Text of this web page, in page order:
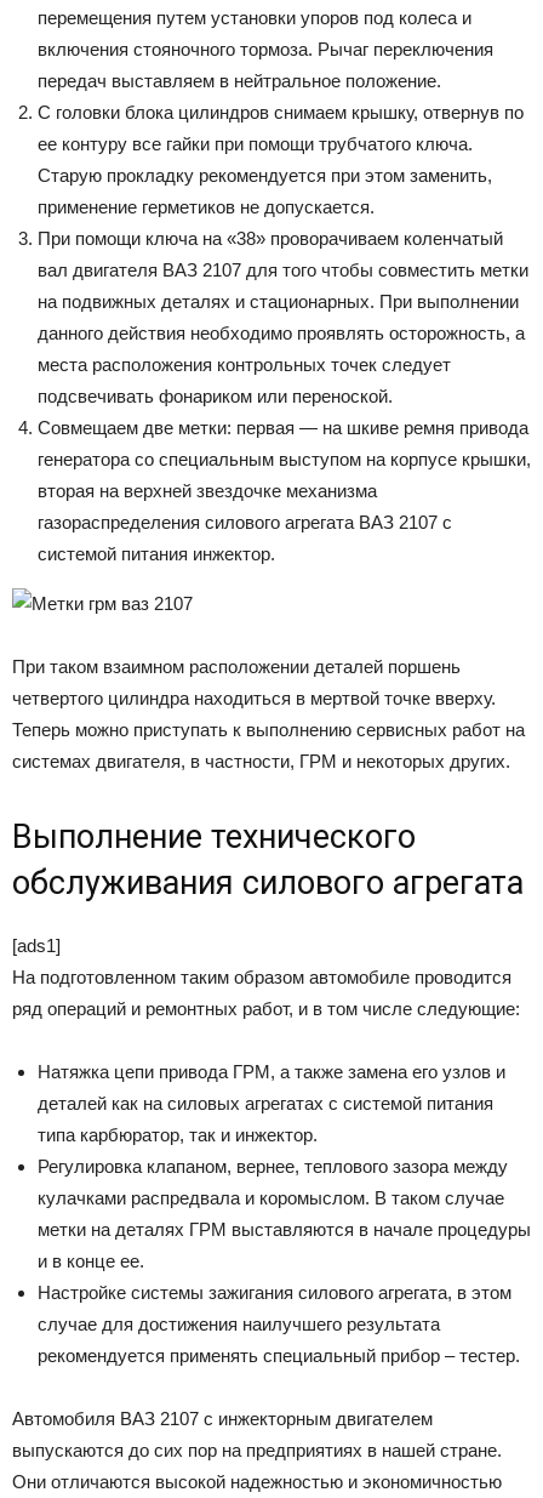
перемещения путем установки упоров под колеса и
включения стояночного тормоза. Рычаг переключения
передач выставляем в нейтральное положение.
С головки блока цилиндров снимаем крышку, отвернув по
ее контуру все гайки при помощи трубчатого ключа.
Старую прокладку рекомендуется при этом заменить,
применение герметиков не допускается.
При помощи ключа на «38» проворачиваем коленчатый
вал двигателя ВАЗ 2107 для того чтобы совместить метки
на подвижных деталях и стационарных. При выполнении
данного действия необходимо проявлять осторожность, а
места расположения контрольных точек следует
подсвечивать фонариком или переноской.
Совмещаем две метки: первая — на шкиве ремня привода
генератора со специальным выступом на корпусе крышки,
вторая на верхней звездочке механизма
газораспределения силового агрегата ВАЗ 2107 с
системой питания инжектор.
При таком взаимном расположении деталей поршень
четвертого цилиндра находиться в мертвой точке вверху.
Теперь можно приступать к выполнению сервисных работ на
системах двигателя, в частности, ГРМ и некоторых других.
Выполнение технического
обслуживания силового агрегата
[ads1]
На подготовленном таким образом автомобиле проводится
ряд операций и ремонтных работ, и в том числе следующие:
Натяжка цепи привода ГРМ, а также замена его узлов и
деталей как на силовых агрегатах с системой питания
типа карбюратор, так и инжектор.
Регулировка клапаном, вернее, теплового зазора между
кулачками распредвала и коромыслом. В таком случае
метки на деталях ГРМ выставляются в начале процедуры
и в конце ее.
Настройке системы зажигания силового агрегата, в этом
случае для достижения наилучшего результата
рекомендуется применять специальный прибор – тестер.
Автомобиля ВАЗ 2107 с инжекторным двигателем
выпускаются до сих пор на предприятиях в нашей стране.
Они отличаются высокой надежностью и экономичностью